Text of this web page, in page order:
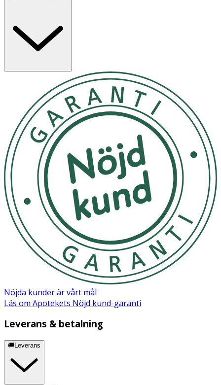
OK för gravida och ammande:
Nöjda kunder är vårt mål
Läs om Apotekets Nöjd kund-garanti
Leverans & betalning
🚚Leverans